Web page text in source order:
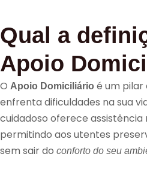
Qual a
Apoio
O Apoio Domiciliário é um pilar
enfrenta dificuldades na sua
cuidadoso oferece
permitindo aos utentes
sem sair do conforto do seu